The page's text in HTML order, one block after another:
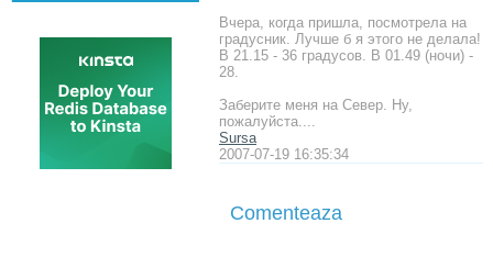
Вчера, когда пришла, посмотрела на
градусник. Лучше б я этого не делала!
В 21.15 - 36 градусов. В 01.49 (ночи) -
28.
Заберите меня на Север. Ну,
пожалуйста....
Sursa
2007-07-19 16:35:34
Comenteaza